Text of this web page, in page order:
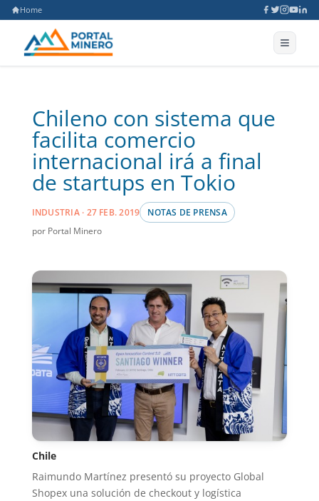
Home
Chileno con sistema que
facilita comercio
internacional irá a final
de startups en Tokio
INDUSTRIA · 27 FEB. 2019 NOTAS DE PRENSA
por Portal Minero
Chile
Raimundo Martínez presentó su proyecto Global
Shopex una solución de checkout y logística